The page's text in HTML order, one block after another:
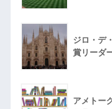
ジロ・デ
賞リーダ
アメトー